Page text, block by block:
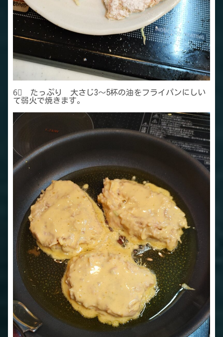
6⃣ たっぷり 大さじ3～5杯の油をフライパンにしい
て弱火で焼きます。